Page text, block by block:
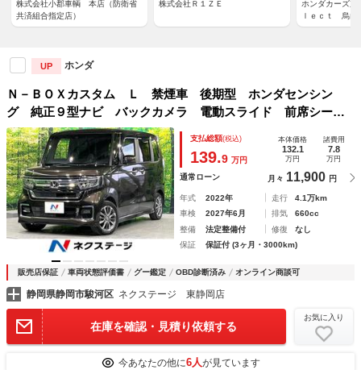
株式会社小郡車輌 本店（防衛省
共済組合指定店）
株式会社Ｒ１ＺＥ
ホンダカーズ
ｌｅｃｔ 烏山
UP ホンダ
Ｎ－ＢＯＸカスタム Ｌ 禁煙車 後期型 ホンダセンシン
グ 純正９型ナビ バックカメラ 電動スライド 前席シート
ヒーター 電動パーキングブレーキ コーナーセンサー ＬＥ
Ｄライト オートライト 後席サンシェード ＵＳＢ端子
支払総額(税込)
139.9 万円
本体価格
132.1
万円
諸費用
7.8
万円
通常ローン 月々 11,900 円
年式 2022年 走行
4.1万km
車検
2027年6月 排気
660cc
整備
法定整備付 修復
なし
保証
保証付 (3ヶ月・3000km)
販売店保証 車両状態評価書 グー鑑定 OBD診断済み オンライン商談可
静岡県静岡市駿河区 ネクステージ 東静岡店
在庫を確認・見積り依頼する
お気に入り
今あなたの他に6人が見ています